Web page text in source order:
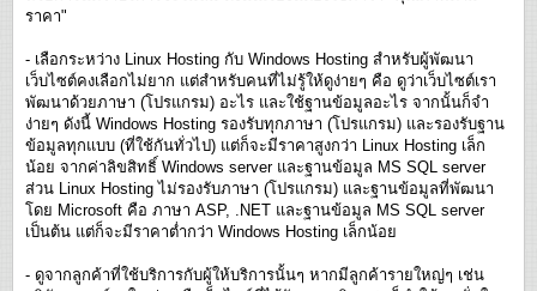
ราคา"
- เลือกระหว่าง Linux Hosting กับ Windows Hosting สำหรับผู้พัฒนา
เว็บไซต์คงเลือกไม่ยาก แต่สำหรับคนที่ไม่รู้ให้ดูง่ายๆ คือ ดูว่าเว็บไซต์เรา
พัฒนาด้วยภาษา (โปรแกรม) อะไร และใช้ฐานข้อมูลอะไร จากนั้นก็จำ
ง่ายๆ ดังนี้ Windows Hosting รองรับทุกภาษา (โปรแกรม) และรองรับฐาน
ข้อมูลทุกแบบ (ที่ใช้กันทั่วไป) แต่ก็จะมีราคาสูงกว่า Linux Hosting เล็ก
น้อย จากค่าลิขสิทธิ์ Windows server และฐานข้อมูล MS SQL server
ส่วน Linux Hosting ไม่รองรับภาษา (โปรแกรม) และฐานข้อมูลที่พัฒนา
โดย Microsoft คือ ภาษา ASP, .NET และฐานข้อมูล MS SQL server
เป็นต้น แต่ก็จะมีราคาต่ำกว่า Windows Hosting เล็กน้อย
- ดูจากลูกค้าที่ใช้บริการกับผู้ให้บริการนั้นๆ หากมีลูกค้ารายใหญ่ๆ เช่น